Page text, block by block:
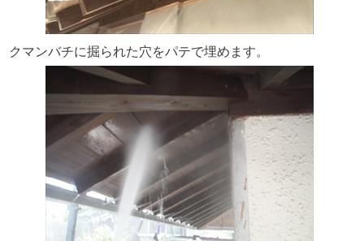
クマンバチに掘られた穴をパテで埋めます。